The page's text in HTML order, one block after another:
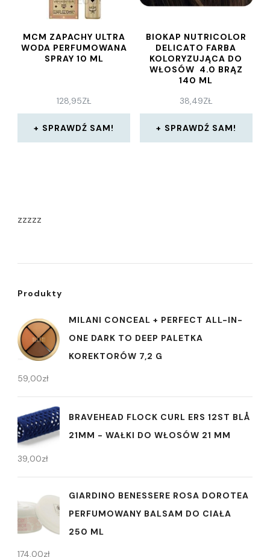
MCM ZAPACHY ULTRA
WODA PERFUMOWANA
SPRAY 10 ML
128,95ZŁ
SPRAWDŹ SAM!
BIOKAP NUTRICOLOR
DELICATO FARBA
KOLORYZUJĄCA DO
WŁOSÓW 4.0 BRĄZ
140 ML
38,49ZŁ
SPRAWDŹ SAM!
zzzzz
Produkty
MILANI CONCEAL + PERFECT ALL-IN-
ONE DARK TO DEEP PALETKA
KOREKTORÓW 7,2 G
59,00zł
BRAVEHEAD FLOCK CURL ERS 12ST BLÅ
21MM - WAŁKI DO WŁOSÓW 21 MM
39,00zł
GIARDINO BENESSERE ROSA DOROTEA
PERFUMOWANY BALSAM DO CIAŁA
250 ML
174,00zł